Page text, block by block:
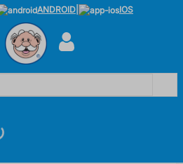
ANDROID IOS